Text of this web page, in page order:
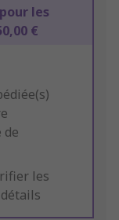
les
€
de
les